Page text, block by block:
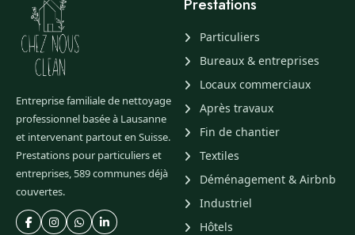
Entreprise familiale de nettoyage
professionnel basée à Lausanne
et intervenant partout en Suisse.
Prestations pour particuliers et
entreprises, 589 communes déjà
couvertes.
Prestations
Particuliers
Bureaux & entreprises
Locaux commerciaux
Après travaux
Fin de chantier
Textiles
Déménagement & Airbnb
Industriel
Hôtels